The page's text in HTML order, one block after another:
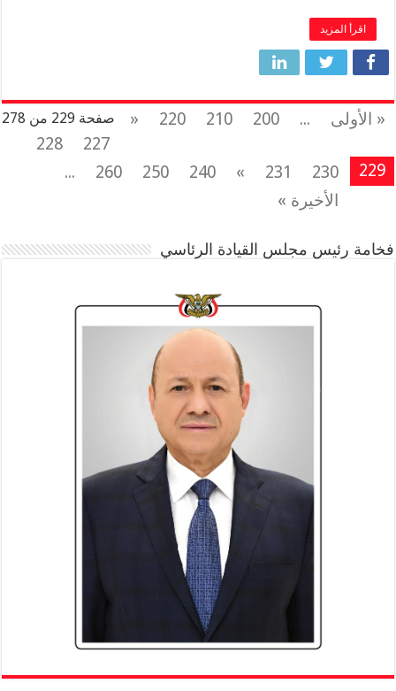
اقرأ المزيد
صفحة 229 من 278 « الأولى ...
200
210
220
«
227
228
229
230
231
»
240
250
260
...
الأخيرة »
فخامة رئيس مجلس القيادة الرئاسي